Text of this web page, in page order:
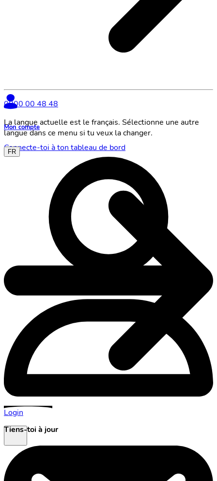
0800 00 48 48
La langue actuelle est le français. Sélectionne une autre
langue dans ce menu si tu veux la changer.
FR
Login
Mon compte
Connecte-toi à ton tableau de bord
Tiens-toi à jour